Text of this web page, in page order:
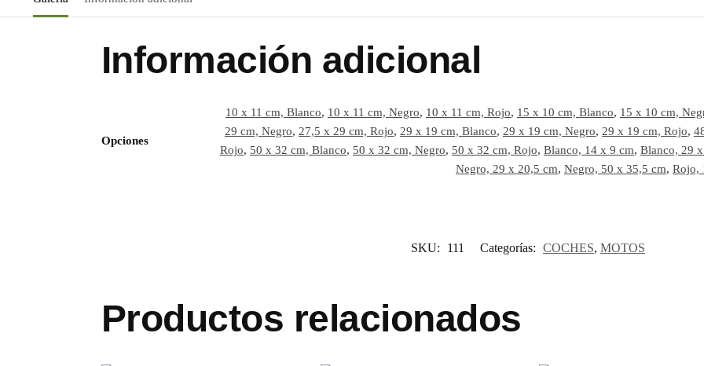
Información adicional
Opciones
10 x 11 cm, Blanco, 10 x 11 cm, Negro, 10 x 11 cm, Rojo, 15 x 10 cm, Blanco, 15 x 10 cm,
29 cm, Negro, 27,5 x 29 cm, Rojo, 29 x 19 cm, Blanco, 29 x 19 cm, Negro, 29 x 19 cm, Rojo,
Rojo, 50 x 32 cm, Blanco, 50 x 32 cm, Negro, 50 x 32 cm, Rojo, Blanco, 14 x 9 cm, Blanco, 29
Negro, 29 x 20,5 cm, Negro, 50 x 35,5 cm, Rojo,
SKU: 111 Categorías: COCHES, MOTOS
Productos relacionados